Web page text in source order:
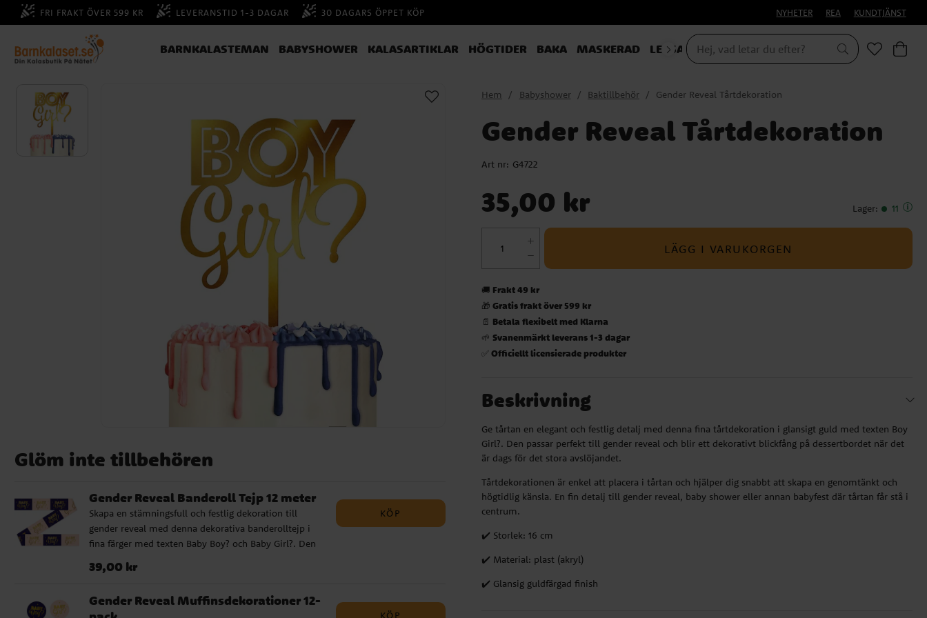
FRI FRAKT ÖVER 599 KR LEVERANSTID 1-3 DAGAR 30 DAGARS ÖPPET KÖP NYHETER REA KUNDTJÄNST
BARNKALASTEMAN BABYSHOWER KALASARTIKLAR HÖGTIDER BAKA MASKERAD LEKSAKER & PRESENTER
Glöm inte tillbehören
Gender Reveal Banderoll Tejp 12 meter
Skapa en stämningsfull och festlig dekoration till
gender reveal med denna dekorativa banderolltejp i
fina färger med texten Baby Boy? och Baby Girl?. Den
väggen eller skapa en snygg bakgrund inför den stora
använda på flera olika sätt och hjälper dig snabbt att
Pris :39,00 kr
39,00 kr
KÖP
Gender Reveal Muffinsdekorationer 12-
KÖP
Hem Babyshower Baktillbehör Gender Reveal Tårtdekoration
Gender Reveal Tårtdekoration
Art nr: G4722
35,00 kr Lager: 11
LÄGG I VARUKORGEN
🚚 Frakt 49 kr
🎁Gratis frakt över 599 kr
📄 Betala flexibelt med Klarna
🌱Svanenmärkt leverans 1-3 dagar
✅Officiellt licensierade produkter
Beskrivning
Ge tårtan en elegant och festlig detalj med denna fina tårtdekoration i glansigt guld med texten Boy
Girl?. Den passar perfekt till gender reveal och blir ett dekorativt blickfång på dessertbordet när det
är dags för det stora avslöjandet.
Tårtdekorationen är enkel att placera i tårtan och hjälper dig snabbt att skapa en genomtänkt och
högtidlig känsla. En fin detalj till gender reveal, baby shower eller annan babyfest där tårtan får stå i
centrum.
✔️ Storlek: 16 cm
✔️ Material: plast (akryl)
✔️ Glansig guldfärgad finish